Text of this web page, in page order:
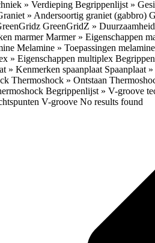
» Verdieping Begrippenlijst »
» Andersoortig graniet (gabbro)
GreenGridZ »
marmerMarmer » Eigenschappen
Melamine » Toepassingen melamine
» Eigenschappen multiplex
» Kenmerken spaanplaat Spaanplaat
Thermoshock » Ontstaan
Begrippenlijst » V-groove
V-groove No results found